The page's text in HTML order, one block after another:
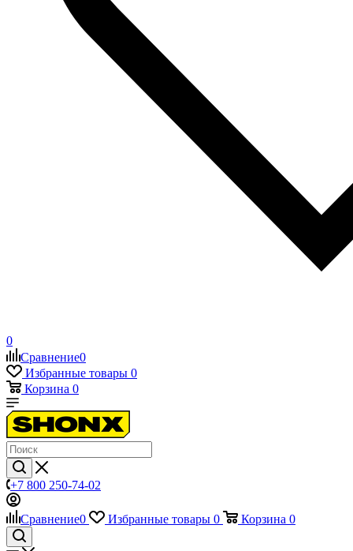
0
Сравнение0
Избранные товары 0
Корзина 0
+7 800 250-74-02
Сравнение0 Избранные товары 0 Корзина 0